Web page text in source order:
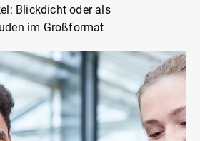
Blickdicht oder als
im Großformat